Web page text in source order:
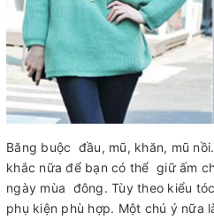
Băng buộc đầu, mũ, khăn, mũ
khắc nữa để bạn có thể giữ ấm
ngày mùa đông. Tùy theo kiểu
phụ kiện phù hợp. Một chú ý nữa